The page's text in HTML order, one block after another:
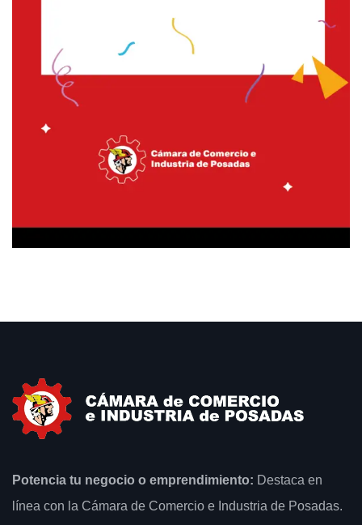
Potencia tu negocio o emprendimiento: Destaca en
línea con la Cámara de Comercio e Industria de Posadas.